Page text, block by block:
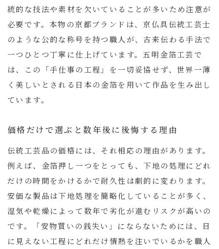
統的な技法や素材を欠いていることが多いため注意が
必要です。本物の京都ブランドは、京仏具伝統工芸士
のような公的な称号を持つ職人が、古来伝わる手法で
一つひとつ丁寧に仕上げています。五明金箔工芸で
は、この「手仕事の工程」を一切妥協せず、世界一薄
く美しいとされる日本の金箔を用いて作品を生み出し
ています。
価格だけで選ぶと数年後に後悔する理由
伝統工芸品の価格には、それ相応の理由があります。
例えば、金箔押し一つをとっても、下地の処理にどれ
だけの時間をかけるかで耐久性は劇的に変わります。
安価な製品は下地処理を簡略化していることが多く、
湿気や乾燥によって数年で劣化が進むリスクが高いの
です。
「安物買いの銭失い」にならないためには、目
に見えない工程にどれだけ情熱を注いでいるかを職人